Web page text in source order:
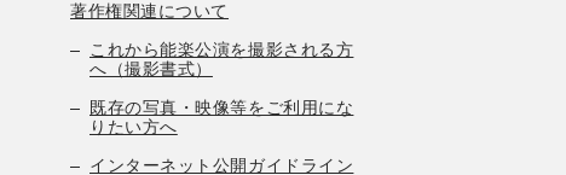
著作権関連について
これから能楽公演を撮影される方
へ（撮影書式）
既存の写真・映像等をご利用にな
りたい方へ
インターネット公開ガイドライン